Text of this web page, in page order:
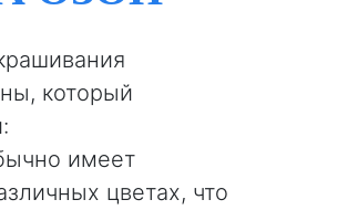
который
имеет
цветах, что